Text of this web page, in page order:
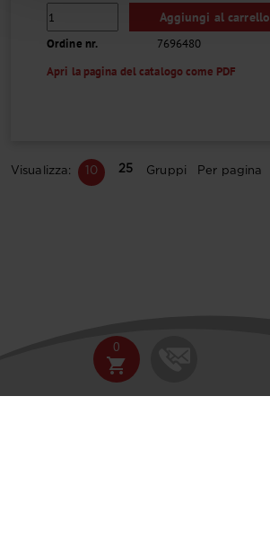
0
shopping_cart
Aggiungi al carrello
Ordine nr.
7696480
Apri la pagina del catalogo come PDF
Visualizza: 10 25 Gruppi Per pagina